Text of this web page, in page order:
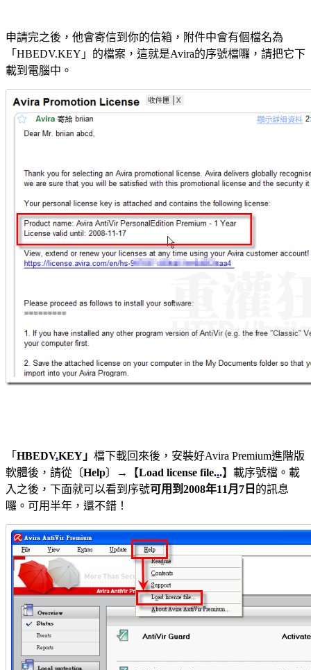
申請完之後，他會寄信到你的信箱，附件中會有個檔名為
「HBEDV.KEY」的檔案，這就是Avira的序號檔囉，請把它下
載到電腦中。
「 HBEDV.KEY」 檔下載回來後，安裝好Avira Premium進階版
軟體後，請從〔Help〕→【Load license file...】載序號檔。載
入之後，下面就可以看到序號可用到2008年11月7日 的訊息
囉。可用半年，還不錯！